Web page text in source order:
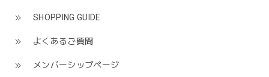
SHOPPING GUIDE
よくあるご質問
メンバーシップページ